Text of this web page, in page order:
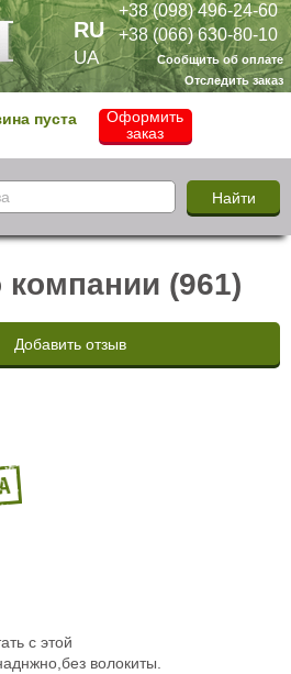
+38 (098) 496-24-60
+38 (066) 630-80-10
Сообщить об оплате
Отследить заказ
RU
UA
пуста
Оформить
заказ
(961)
Добавить отзыв
с этой
волокиты.